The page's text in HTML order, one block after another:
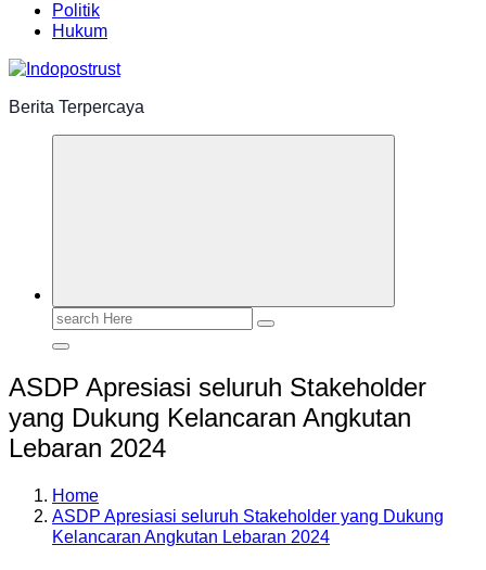
Politik
Hukum
Berita Terpercaya
Search
ASDP Apresiasi seluruh Stakeholder
yang Dukung Kelancaran Angkutan
Lebaran 2024
Home
ASDP Apresiasi seluruh Stakeholder yang Dukung
Kelancaran Angkutan Lebaran 2024